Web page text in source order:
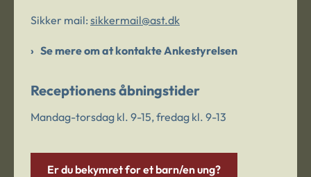
Sikker mail: sikkermail@ast.dk
Se mere om at kontakte Ankestyrelsen
Receptionens åbningstider
Mandag-torsdag kl. 9-15, fredag kl. 9-13
Er du bekymret for et barn/en ung?